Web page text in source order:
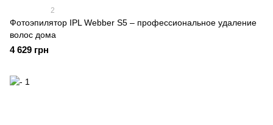
2
Фотоэпилятор IPL Webber S5 – профессиональное удаление
волос дома
4 629 грн